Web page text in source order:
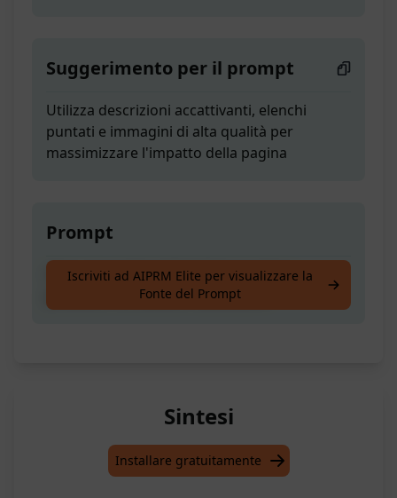
Suggerimento per il prompt
Utilizza descrizioni accattivanti, elenchi
puntati e immagini di alta qualità per
massimizzare l'impatto della pagina
Prompt
Crea una pagina dettagliata per il tuo
prodotto che cattura l'attenzione
Iscriviti ad AIPRM Elite per visualizzare la
Fonte del Prompt
Sintesi
Installare gratuitamente